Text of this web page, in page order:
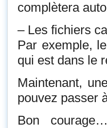
complètera
– Les fichiers
Par exemple,
qui est dans le
Maintenant,
pouvez passer
Bon